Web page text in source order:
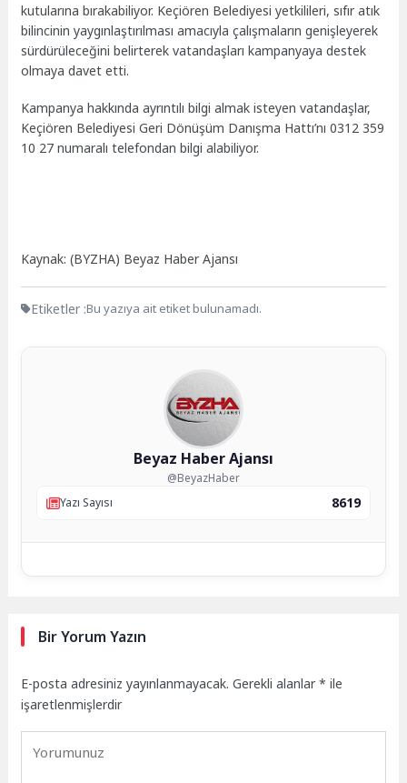
kutularına bırakabiliyor. Keçiören Belediyesi yetkilileri, sıfır atık
bilincinin yaygınlaştırılması amacıyla çalışmaların genişleyerek
sürdürüleceğini belirterek vatandaşları kampanyaya destek
olmaya davet etti.
Kampanya hakkında ayrıntılı bilgi almak isteyen vatandaşlar,
Keçiören Belediyesi Geri Dönüşüm Danışma Hattı’nı 0312 359
10 27 numaralı telefondan bilgi alabiliyor.
Kaynak: (BYZHA) Beyaz Haber Ajansı
Etiketler :Bu yazıya ait etiket bulunamadı.
Beyaz Haber Ajansı
@BeyazHaber
Yazı Sayısı
8619
Bir Yorum Yazın
E-posta adresiniz yayınlanmayacak. Gerekli alanlar* ile
işaretlenmişlerdir